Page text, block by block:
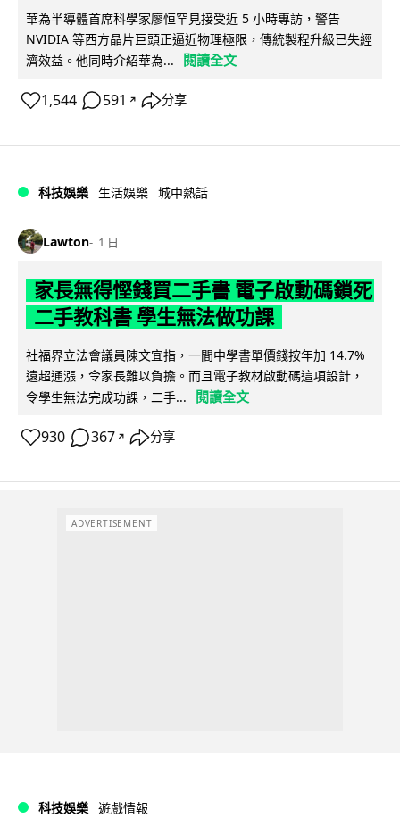
華為半導體首席科學家廖恒罕見接受近 5 小時專訪，警告
NVIDIA 等西方晶片巨頭正逼近物理極限，傳統製程升級已失經
濟效益。他同時介紹華為...
閱讀全文
1,544 591 ↗ 分享
科技娛樂 生活娛樂 城中熱話
Lawton 1 日
家長無得慳錢買二手書 電子啟動碼鎖死
二手教科書 學生無法做功課
社福界立法會議員陳文宜指，一間中學書單價錢按年加 14.7%
遠超通漲，令家長難以負擔。而且電子教材啟動碼這項設計，
令學生無法完成功課，二手...
閱讀全文
930 367 ↗ 分享
ADVERTISEMENT
科技娛樂 遊戲情報